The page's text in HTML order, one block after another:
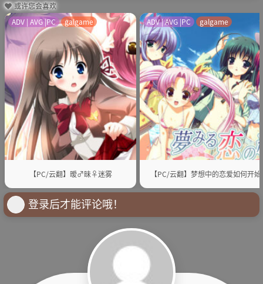
或许您会喜欢
【PC/云翻】暧♂昧♀迷雾
ADV | AVG |PC galgame
【PC/云翻】梦想中的恋爱如何开始
ADV | AVG |PC galgame
登录后才能评论哦！